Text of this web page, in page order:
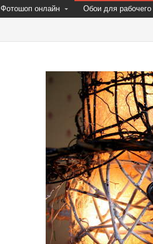
Фотошоп онлайн Обои для рабочего